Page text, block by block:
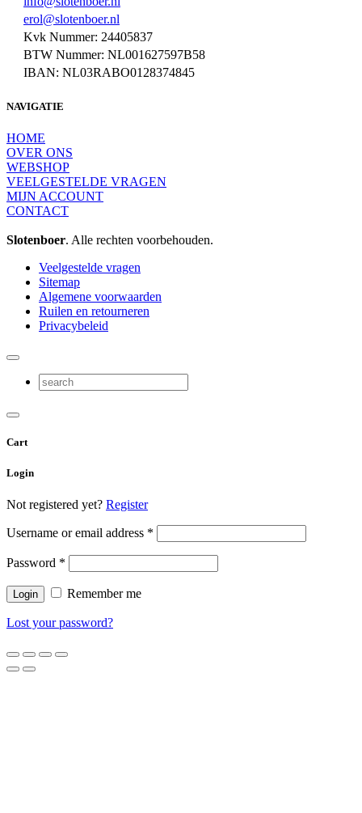
erol@slotenboer.nl
Kvk Nummer: 24405837
BTW Nummer: NL001627597B58
IBAN: NL03RABO0128374845
NAVIGATIE
HOME
OVER ONS
WEBSHOP
VEELGESTELDE VRAGEN
MIJN ACCOUNT
CONTACT
Slotenboer. Alle rechten voorbehouden.
Veelgestelde vragen
Sitemap
Algemene voorwaarden
Ruilen en retourneren
Privacybeleid
Cart
Login
Not registered yet? Register
Username or email address *
Password *
Remember me
Lost your password?